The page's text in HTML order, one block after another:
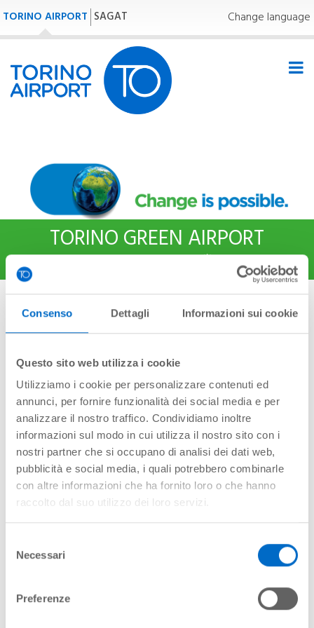
Consenso Dettagli Informazioni sui cookie
Questo sito web utilizza i cookie
Utilizziamo i cookie per personalizzare contenuti ed
annunci, per fornire funzionalità dei social media e per
analizzare il nostro traffico. Condividiamo inoltre
informazioni sul modo in cui utilizza il nostro sito con i
nostri partner che si occupano di analisi dei dati web,
pubblicità e social media, i quali potrebbero combinarle
con altre informazioni che ha fornito loro o che hanno
raccolto dal suo utilizzo dei loro servizi.
delNecessari
Preferenze
TORINO AIRPORT SAGAT Change language
TORINO GREEN AIRPORT
25,0°C | 77,0°F
decarbonizzazione
AZEA
. L’alleanza comprende le diverse realtà
dell’ecosistema industriale del trasporto aereo con l’obiettivo di
favorire l’introduzione di combustibili rinnovabili per gli
L’impegno di SAGAT si è focalizzato nel Working Group 3
analizzare il percorso per